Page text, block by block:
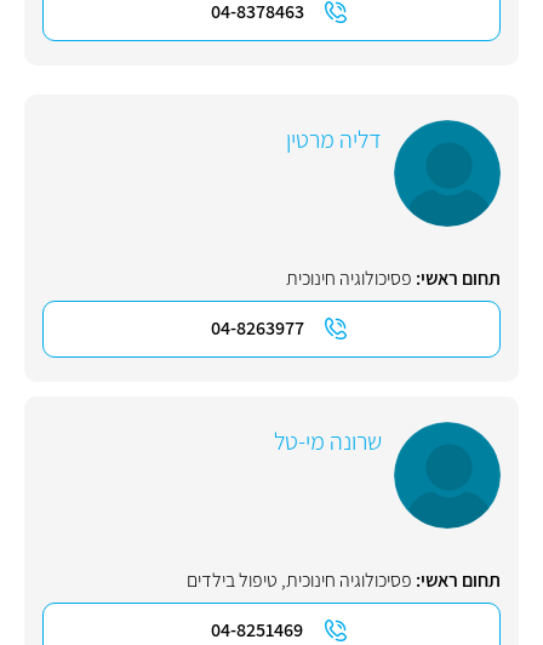
04-8378463
דליה מרטין
תחום ראשי: פסיכולוגיה חינוכית
04-8263977
שרונה מי-טל
תחום ראשי: פסיכולוגיה חינוכית, טיפול בילדים
04-8251469